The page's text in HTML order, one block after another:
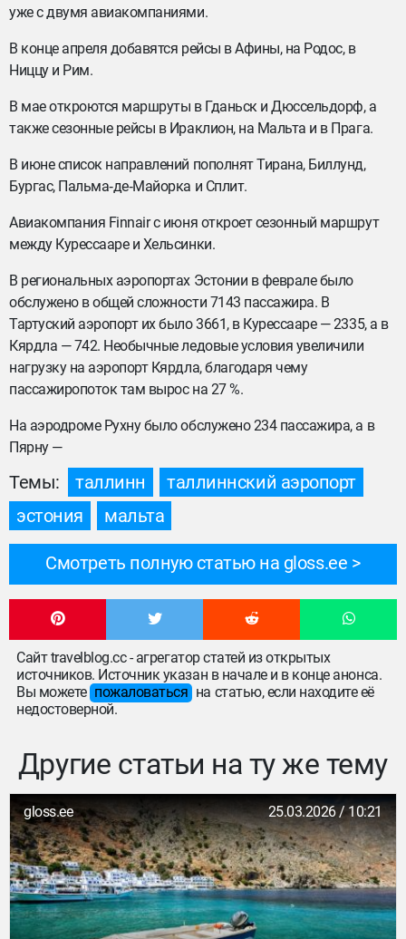
уже с двумя авиакомпаниями.
В конце апреля добавятся рейсы в Афины, на Родос, в
Ниццу и Рим.
В мае откроются маршруты в Гданьск и Дюссельдорф, а
также сезонные рейсы в Ираклион, на Мальта и в Прага.
В июне список направлений пополнят Тирана, Биллунд,
Бургас, Пальма‑де‑Майорка и Сплит.
Авиакомпания Finnair с июня откроет сезонный маршрут
между Курессааре и Хельсинки.
В региональных аэропортах Эстонии в феврале было
обслужено в общей сложности 7143 пассажира. В
Тартуский аэропорт их было 3661, в Курессааре — 2335, а в
Кярдла — 742. Необычные ледовые условия увеличили
нагрузку на аэропорт Кярдла, благодаря чему
пассажиропоток там вырос на 27 %.
На аэродроме Рухну было обслужено 234 пассажира, а в
Пярну —
Темы: таллинн
таллиннский аэропорт
эстония
мальта
Смотреть полную статью на gloss.ee
Сайт travelblog.cc - агрегатор статей из открытых
источников. Источник указан в начале и в конце анонса.
Вы можете пожаловаться на статью, если находите её
недостоверной.
Другие статьи на ту же тему
gloss.ee 25.03.2026 / 10:21